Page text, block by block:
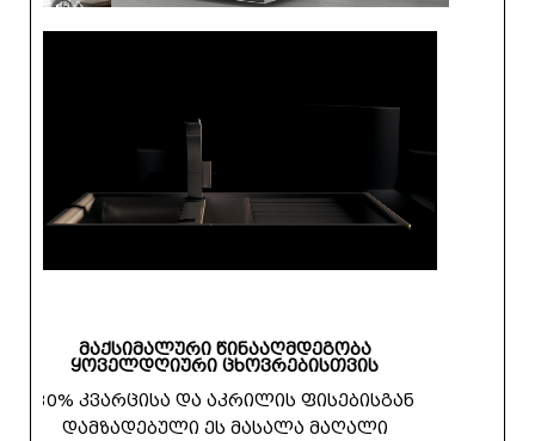
მაქსიმალური წინააღმდეგობა
ყოველდღიური ცხოვრებისთვის
80% კვარცისა და აკრილის ფისებისგან
დამზადებული ეს მასალა მაღალი